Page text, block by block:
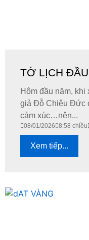
TỜ LỊCH
Hôm đầu năm, khi
giả Đỗ Chiêu Đức
cảm xúc…nên...
08/01/2026 8:58 chiều
Xem tiếp...